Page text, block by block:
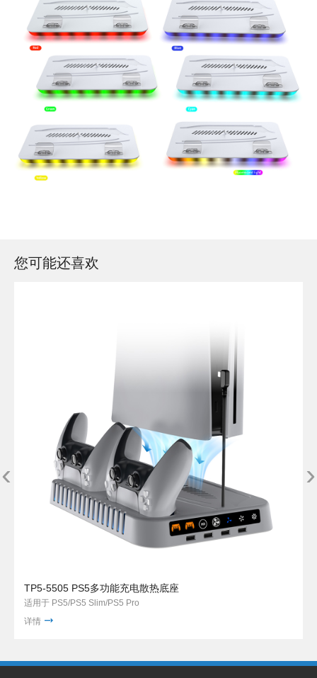
您可能还喜欢
TP5-5505 PS5多功能充电散热底座
适用于 PS5/PS5 Slim/PS5 Pro
详情
‹ ›